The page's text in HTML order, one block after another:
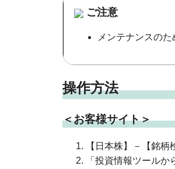
ご注意
メンテナンスの
操作方法
＜お客様サイト＞
【日本株】－【銘柄
「投資情報ツール